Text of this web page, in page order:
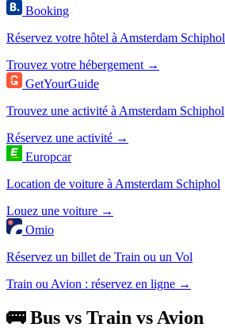
Booking
Réservez votre hôtel à Amsterdam Schiphol
Trouvez votre hébergement →
GetYourGuide
Trouvez une activité à Amsterdam Schiphol
Réservez une activité →
Europcar
Location de voiture à Amsterdam Schiphol
Louez une voiture →
Omio
Réservez un billet de Train ou un Vol
Train ou Avion : réservez en ligne →
🚌 Bus vs Train vs Avion